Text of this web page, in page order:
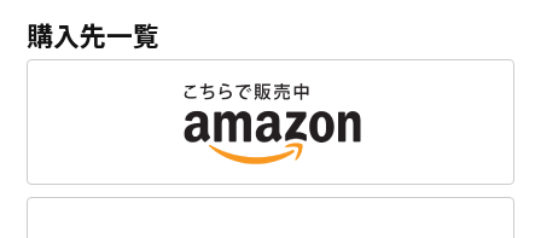
購入先一覧